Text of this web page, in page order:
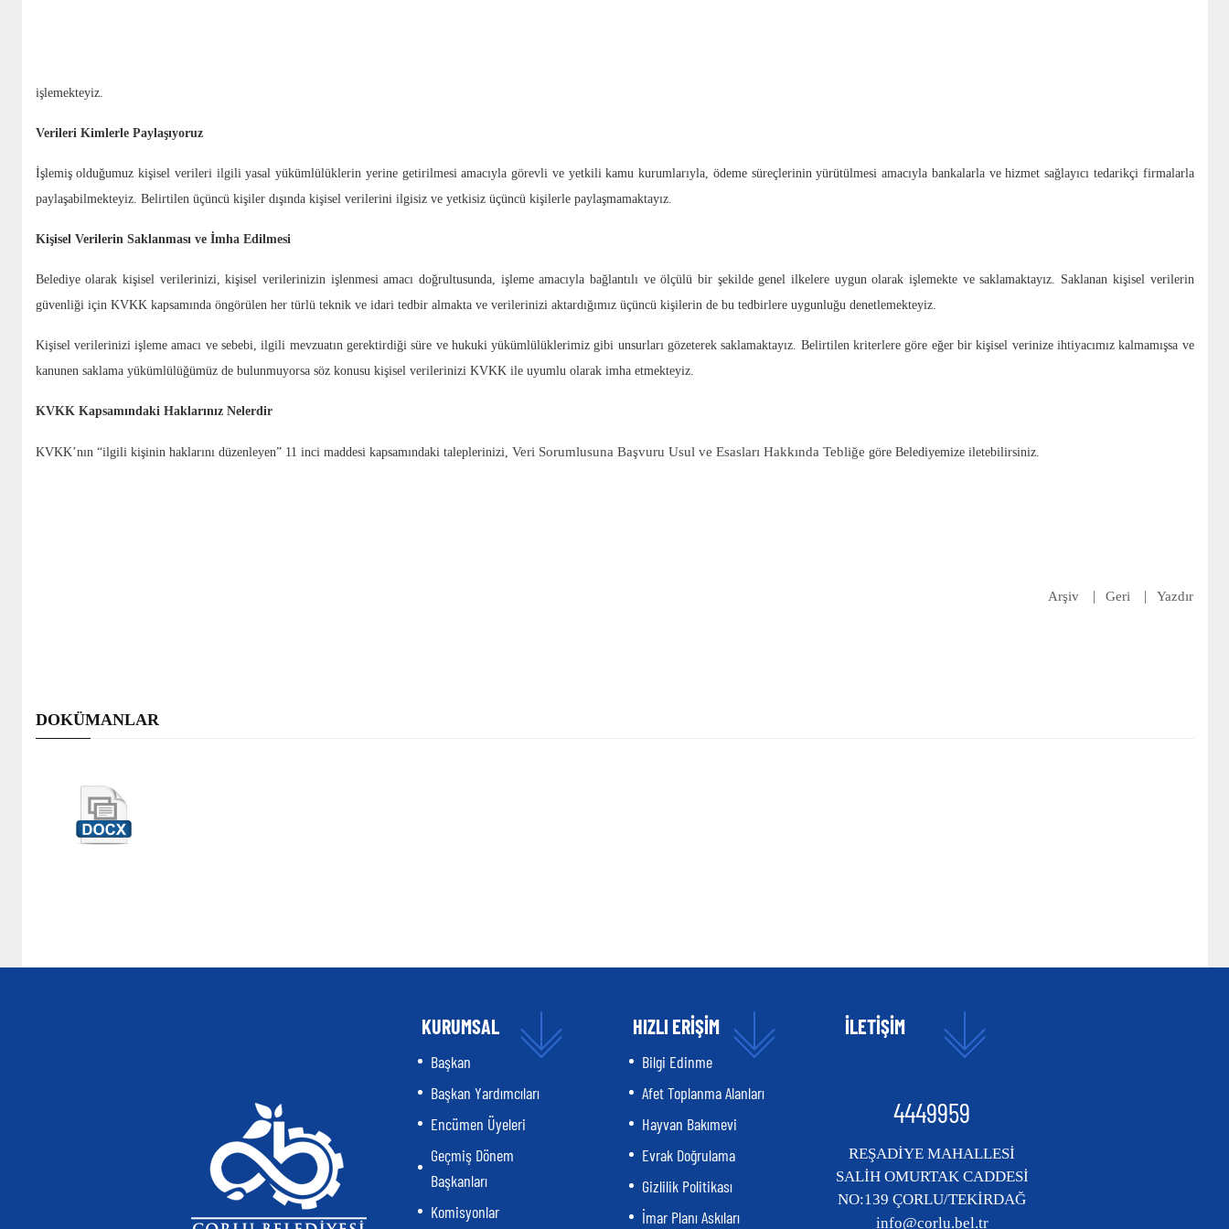
işlemekteyiz.
Verileri Kimlerle Paylaşıyoruz
İşlemiş olduğumuz kişisel verileri ilgili yasal yükümlülüklerin yerine getirilmesi amacıyla görevli ve yetkili kamu kurumlarıyla, ödeme süreçlerinin yürütülmesi amacıyla bankalarla ve hizmet sağlayıcı tedarikçi firmalarla
paylaşabilmekteyiz. Belirtilen üçüncü kişiler dışında kişisel verilerini ilgisiz ve yetkisiz üçüncü kişilerle paylaşmamaktayız.
Kişisel Verilerin Saklanması ve İmha Edilmesi
Belediye olarak kişisel verilerinizi, kişisel verilerinizin işlenmesi amacı doğrultusunda, işleme amacıyla bağlantılı ve ölçülü bir şekilde genel ilkelere uygun olarak işlemekte ve saklamaktayız. Saklanan kişisel verilerin
güvenliği için KVKK kapsamında öngörülen her türlü teknik ve idari tedbir almakta ve verilerinizi aktardığımız üçüncü kişilerin de bu tedbirlere uygunluğu denetlemekteyiz.
Kişisel verilerinizi işleme amacı ve sebebi, ilgili mevzuatın gerektirdiği süre ve hukuki yükümlülüklerimiz gibi unsurları gözeterek saklamaktayız. Belirtilen kriterlere göre eğer bir kişisel verinize ihtiyacımız kalmamışsa ve
kanunen saklama yükümlülüğümüz de bulunmuyorsa söz konusu kişisel verilerinizi KVKK ile uyumlu olarak imha etmekteyiz.
KVKK Kapsamındaki Haklarınız Nelerdir
KVKK’nın “ilgili kişinin haklarını düzenleyen” 11 inci maddesi kapsamındaki taleplerinizi, Veri Sorumlusuna Başvuru Usul ve Esasları Hakkında Tebliğe göre Belediyemize iletebilirsiniz.
Arşiv Geri Yazdır
DOKÜMANLAR
KURUMSAL
Başkan
Başkan Yardımcıları
Encümen Üyeleri
Geçmiş Dönem
Başkanları
Komisyonlar
HIZLI ERİŞİM
Bilgi Edinme
Afet Toplanma Alanları
Hayvan Bakımevi
Evrak Doğrulama
Gizlilik Politikası
İmar Planı Askıları
İLETİŞİM
4449959
REŞADİYE MAHALLESİ
SALİH OMURTAK CADDESİ
NO:139 ÇORLU/TEKİRDAĞ
info@corlu.bel.tr